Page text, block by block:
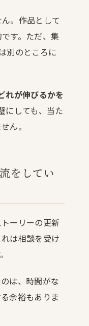
。作品として
す。ただ、集
別のところに
れが伸びるかを
にしても、当た
ん。
をしてい
ーリーの更新
は相談を受け
は、時間がな
余裕もありま